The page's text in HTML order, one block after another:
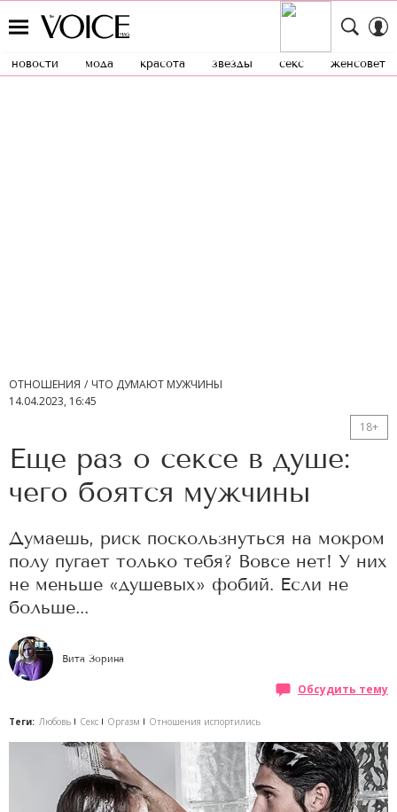
новости мода красота звезды секс женсовет
ОТНОШЕНИЯ
ЧТО ДУМАЮТ МУЖЧИНЫ
14.04.2023, 16:45
18+
Еще раз о сексе в душе:
чего боятся мужчины
Думаешь, риск поскользнуться на мокром
полу пугает только тебя? Вовсе нет! У них
не меньше «душевых» фобий. Если не
больше...
Вита Зорина
Обсудить тему
Теги: Любовь Секс Оргазм Отношения испортились